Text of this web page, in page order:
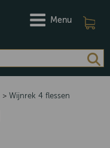
Menu
> Wijnrek 4 flessen